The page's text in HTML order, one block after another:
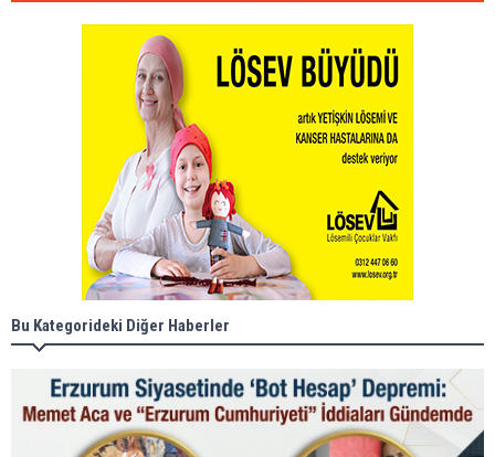
Bu Kategorideki Diğer Haberler